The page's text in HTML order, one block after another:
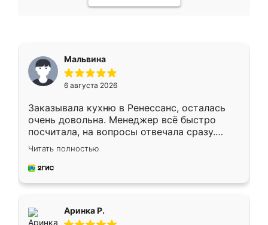
Мальвина
6 августа 2026
Заказывала кухню в Ренессанс, осталась
очень довольна. Менеджер всё быстро
посчитала, на вопросы отвечала сразу.
Замерщик приехал в субботу, подошёл к
делу со всей ответственностью. Собрали
за день, ребята работали аккуратно, даже
Читать полностью
Аринка Р.